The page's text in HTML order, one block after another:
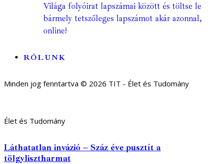
Világa folyóirat lapszámai között és töltse le
bármely tetszőleges lapszámot akár azonnal,
online!
RÓLUNK
Minden jog fenntartva © 2026 TIT - Élet és Tudomány
Élet és Tudomány
Láthatatlan invázió – Száz éve pusztít a
tölgylisztharmat